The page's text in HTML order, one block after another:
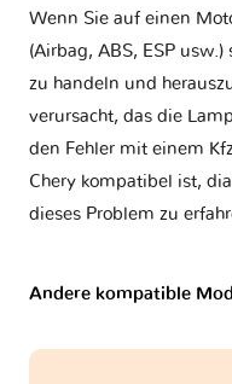
Wenn Sie auf einen
(Airbag, ABS, ESP
zu handeln und
verursacht, das die
den Fehler mit einem
Chery kompatibel ist,
dieses Problem zu
Andere kompatible